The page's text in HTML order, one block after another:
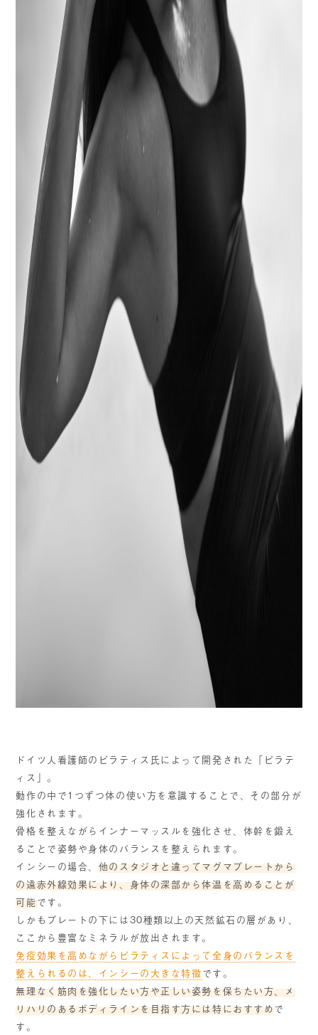
ドイツ人看護師のピラティス氏によって開発された「ピラテ
ィス」。
動作の中で1つずつ体の使い方を意識することで、その部分が
強化されます。
骨格を整えながらインナーマッスルを強化させ、体幹を鍛え
ることで姿勢や身体のバランスを整えられます。
インシーの場合、 他のスタジオと違ってマグマプレートから
の遠赤外線効果により、身体の深部から体温を高めることが
可能です。
しかもプレートの下には30種類以上の天然鉱石の層があり、
ここから豊富なミネラルが放出されます。
免疫効果を高めながらピラティスによって全身のバランスを
整えられるのは、インシーの大きな特徴 です。
無理なく筋肉を強化したい方や正しい姿勢を保ちたい方、メ
リハリのあるボディラインを目指す方には特におすすめで
す。